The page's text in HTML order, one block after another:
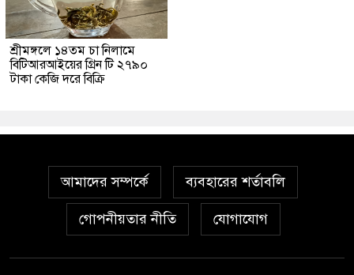
শ্রীমঙ্গলে ১৪তম চা নিলামে
বিটিআরআইয়ের গ্রিন টি ২৭৯০
টাকা কেজি দরে বিক্রি
আমাদের সম্পর্কে ব্যবহারের শর্তাবলি
গোপনীয়তার নীতি যোগাযোগ